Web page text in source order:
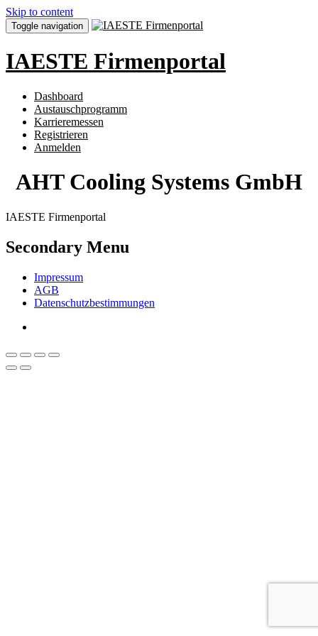
Skip to content
Toggle navigation
IAESTE Firmenportal
Dashboard
Austauschprogramm
Karrieremessen
Registrieren
Anmelden
AHT Cooling Systems GmbH
IAESTE Firmenportal
Secondary Menu
Impressum
AGB
Datenschutzbestimmungen